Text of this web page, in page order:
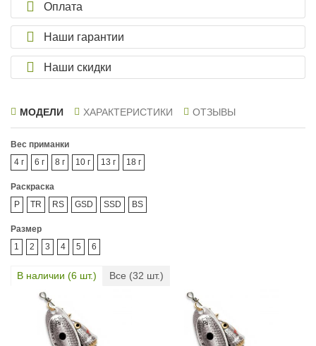
Оплата
Наши гарантии
Наши скидки
МОДЕЛИ ХАРАКТЕРИСТИКИ ОТЗЫВЫ
Вес приманки
4 г
6 г 8 г 10 г 13 г 18 г
Раскраска
P
TR RS GSD SSD BS
Размер
1
2 3 4 5 6
В наличии (6 шт.) Все (32 шт.)